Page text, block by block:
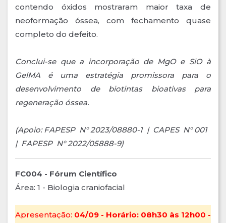
contendo óxidos mostraram maior taxa de
neoformação óssea, com fechamento quase
completo do defeito.
Conclui-se que a incorporação de MgO e SiO à
GelMA é uma estratégia promissora para o
desenvolvimento de biotintas bioativas para
regeneração óssea.
(Apoio: FAPESP N° 2023/08880-1 | CAPES N° 001
| FAPESP N° 2022/05888-9)
FC004 - Fórum Científico
Área: 1 - Biologia craniofacial
Apresentação: 04/09 - Horário: 08h30 às 12h00 -